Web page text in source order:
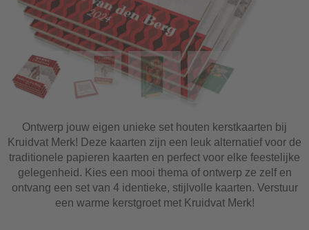
Ontwerp jouw eigen unieke set houten kerstkaarten bij
Kruidvat Merk! Deze kaarten zijn een leuk alternatief voor de
traditionele papieren kaarten en perfect voor elke feestelijke
gelegenheid. Kies een mooi thema of ontwerp ze zelf en
ontvang een set van 4 identieke, stijlvolle kaarten. Verstuur
een warme kerstgroet met Kruidvat Merk!